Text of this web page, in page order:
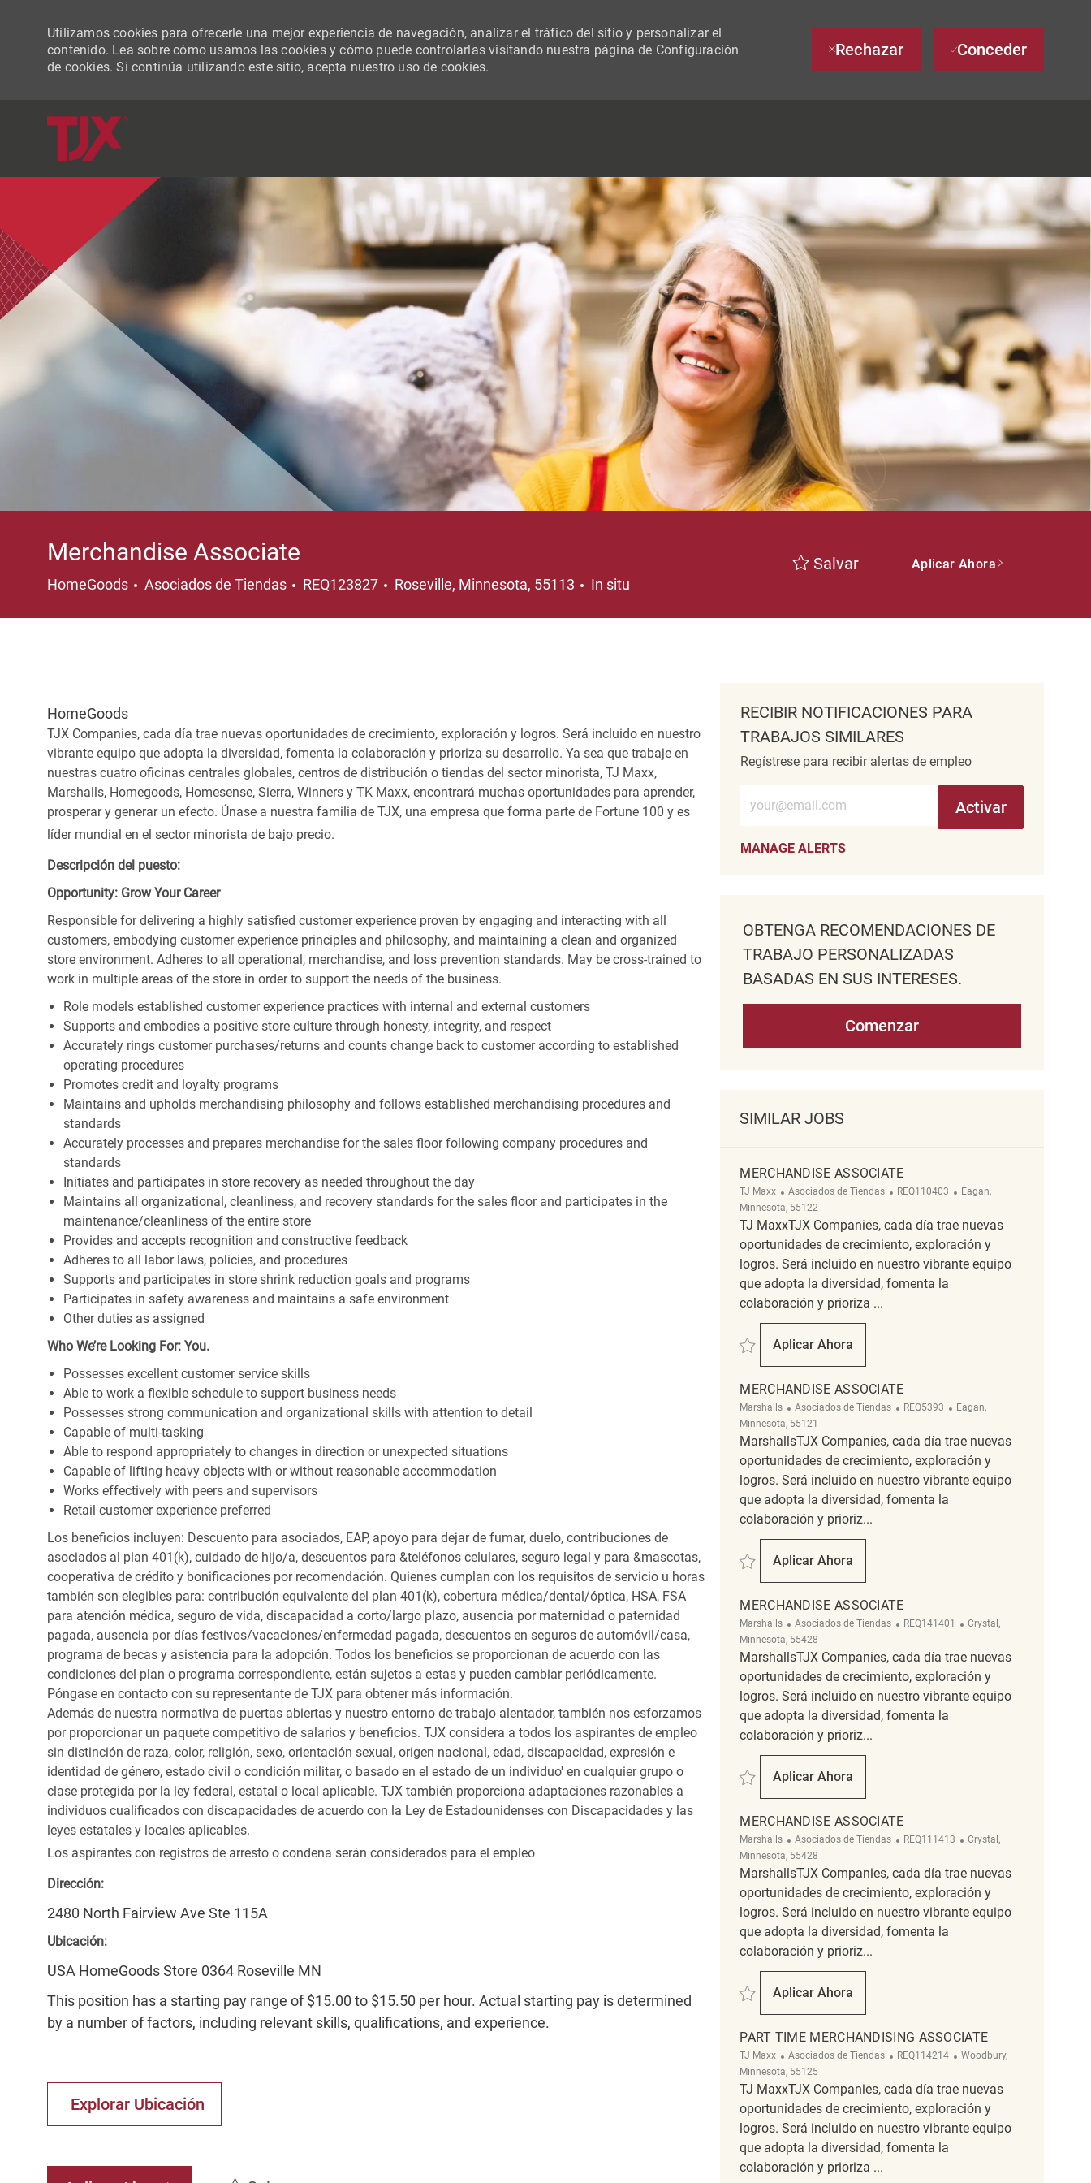
Utilizamos cookies para ofrecerle una mejor experiencia de navegación, analizar el tráfico del sitio y personalizar el
contenido. Lea sobre cómo usamos las cookies y cómo puede controlarlas visitando nuestra página de Configuración
de cookies. Si continúa utilizando este sitio, acepta nuestro uso de cookies.
Rechazar Conceder
Merchandise Associate
HomeGoods Categoría
Asociados de Tiendas REQ123827 Ubicación
Roseville, Minnesota, 55113 In situ
Salvar Aplicar Ahora
HomeGoods
TJX Companies, cada día trae nuevas oportunidades de crecimiento, exploración y logros. Será incluido en nuestro
vibrante equipo que adopta la diversidad, fomenta la colaboración y prioriza su desarrollo. Ya sea que trabaje en
nuestras cuatro oficinas centrales globales, centros de distribución o tiendas del sector minorista, TJ Maxx,
Marshalls, Homegoods, Homesense, Sierra, Winners y TK Maxx, encontrará muchas oportunidades para aprender,
prosperar y generar un efecto. Únase a nuestra familia de TJX, una empresa que forma parte de Fortune 100 y es
líder mundial en el sector minorista de bajo precio.
Descripción del puesto:
Opportunity: Grow Your Career
Responsible for delivering a highly satisfied customer experience proven by engaging and interacting with all
customers, embodying customer experience principles and philosophy, and maintaining a clean and organized
store environment. Adheres to all operational, merchandise, and loss prevention standards. May be cross-trained to
work in multiple areas of the store in order to support the needs of the business.
Role models established customer experience practices with internal and external customers
Supports and embodies a positive store culture through honesty, integrity, and respect
Accurately rings customer purchases/returns and counts change back to customer according to established
operating procedures
Promotes credit and loyalty programs
Maintains and upholds merchandising philosophy and follows established merchandising procedures and
standards
Accurately processes and prepares merchandise for the sales floor following company procedures and
standards
Initiates and participates in store recovery as needed throughout the day
Maintains all organizational, cleanliness, and recovery standards for the sales floor and participates in the
maintenance/cleanliness of the entire store
Provides and accepts recognition and constructive feedback
Adheres to all labor laws, policies, and procedures
Supports and participates in store shrink reduction goals and programs
Participates in safety awareness and maintains a safe environment
Other duties as assigned
Who We’re Looking For: You.
Possesses excellent customer service skills
Able to work a flexible schedule to support business needs
Possesses strong communication and organizational skills with attention to detail
Capable of multi-tasking
Able to respond appropriately to changes in direction or unexpected situations
Capable of lifting heavy objects with or without reasonable accommodation
Works effectively with peers and supervisors
Retail customer experience preferred
Los beneficios incluyen: Descuento para asociados, EAP, apoyo para dejar de fumar, duelo, contribuciones de
asociados al plan 401(k), cuidado de hijo/a, descuentos para &teléfonos celulares, seguro legal y para &mascotas,
cooperativa de crédito y bonificaciones por recomendación. Quienes cumplan con los requisitos de servicio u horas
también son elegibles para: contribución equivalente del plan 401(k), cobertura médica/dental/óptica, HSA, FSA
para atención médica, seguro de vida, discapacidad a corto/largo plazo, ausencia por maternidad o paternidad
pagada, ausencia por días festivos/vacaciones/enfermedad pagada, descuentos en seguros de automóvil/casa,
programa de becas y asistencia para la adopción. Todos los beneficios se proporcionan de acuerdo con las
condiciones del plan o programa correspondiente, están sujetos a estas y pueden cambiar periódicamente.
Póngase en contacto con su representante de TJX para obtener más información.
Además de nuestra normativa de puertas abiertas y nuestro entorno de trabajo alentador, también nos esforzamos
por proporcionar un paquete competitivo de salarios y beneficios. TJX considera a todos los aspirantes de empleo
sin distinción de raza, color, religión, sexo, orientación sexual, origen nacional, edad, discapacidad, expresión e
identidad de género, estado civil o condición militar, o basado en el estado de un individuo' en cualquier grupo o
clase protegida por la ley federal, estatal o local aplicable. TJX también proporciona adaptaciones razonables a
individuos cualificados con discapacidades de acuerdo con la Ley de Estadounidenses con Discapacidades y las
leyes estatales y locales aplicables.
Los aspirantes con registros de arresto o condena serán considerados para el empleo
Dirección:
2480 North Fairview Ave Ste 115A
Ubicación:
USA HomeGoods Store 0364 Roseville MN
This position has a starting pay range of $15.00 to $15.50 per hour. Actual starting pay is determined
by a number of factors, including relevant skills, qualifications, and experience.
Explorar Ubicación
RECIBIR NOTIFICACIONES PARA
TRABAJOS SIMILARES
Regístrese para recibir alertas de empleo
Introduzca la dirección de correo electrónico (obligatorio)
Activar
MANAGE ALERTS
OBTENGA RECOMENDACIONES DE
TRABAJO PERSONALIZADAS
BASADAS EN SUS INTERESES.
Comenzar
SIMILAR JOBS
MERCHANDISE ASSOCIATE
TJ Maxx Categoría
Asociados de Tiendas ReqId
REQ110403 Ubicación
Eagan,
Minnesota, 55122
TJ MaxxTJX Companies, cada día trae nuevas
oportunidades de crecimiento, exploración y
logros. Será incluido en nuestro vibrante equipo
que adopta la diversidad, fomenta la
colaboración y prioriza ...
Salvar Merchandise Associate REQ110403
Aplicar Ahora
Merchandise Associate
MERCHANDISE ASSOCIATE
Marshalls Categoría
Asociados de Tiendas ReqId
REQ5393 Ubicación
Eagan,
Minnesota, 55121
MarshallsTJX Companies, cada día trae nuevas
oportunidades de crecimiento, exploración y
logros. Será incluido en nuestro vibrante equipo
que adopta la diversidad, fomenta la
colaboración y prioriz...
Salvar Merchandise Associate REQ5393
Aplicar Ahora
Merchandise Associate
MERCHANDISE ASSOCIATE
Marshalls Categoría
Asociados de Tiendas ReqId
REQ141401 Ubicación
Crystal,
Minnesota, 55428
MarshallsTJX Companies, cada día trae nuevas
oportunidades de crecimiento, exploración y
logros. Será incluido en nuestro vibrante equipo
que adopta la diversidad, fomenta la
colaboración y prioriz...
Salvar Merchandise Associate REQ141401
Aplicar Ahora
Merchandise Associate
MERCHANDISE ASSOCIATE
Marshalls Categoría
Asociados de Tiendas ReqId
REQ111413 Ubicación
Crystal,
Minnesota, 55428
MarshallsTJX Companies, cada día trae nuevas
oportunidades de crecimiento, exploración y
logros. Será incluido en nuestro vibrante equipo
que adopta la diversidad, fomenta la
colaboración y prioriz...
Salvar Merchandise Associate REQ111413
Aplicar Ahora
Merchandise Associate
PART TIME MERCHANDISING ASSOCIATE
TJ Maxx Categoría
Asociados de Tiendas ReqId
REQ114214 Ubicación
Woodbury,
Minnesota, 55125
TJ MaxxTJX Companies, cada día trae nuevas
oportunidades de crecimiento, exploración y
logros. Será incluido en nuestro vibrante equipo
que adopta la diversidad, fomenta la
colaboración y prioriza ...